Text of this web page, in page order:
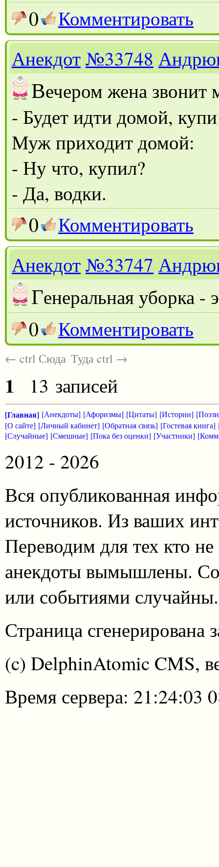
0
Комментировать
Анекдот№33748
Вечером жена
- Будет идти домой,
Муж приходит домой:
- Ну что, купил?
- Да, водки.
0
Комментировать
Анекдот№33747
Генеральная уборка -
0 Комментировать
← ctrl Сюда Туда ctrl →
1 13 записей
[Главная] [Анекдоты] [Афоризмы] [Цитаты] [Истории]
[О сайте] [Личный кабинет] [Обратная связь] [Гостевая книга]
[Случайные] [Смешные] [Пока без оценки] [Участники]
2012 - 2026
Вся опубликованная
источников. Из ваших
Переводим для тех кто
анекдоты вымышлены.
или событиями случайны.
Страница сгенерирована
(c) DelphinAtomic CMS,
Время сервера: 21:24:03